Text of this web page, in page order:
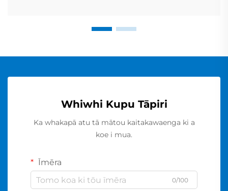
Whiwhi Kupu Tāpiri
Ka whakapā atu tā mātou kaitakawaenga ki a
koe i mua.
Īmēra
0/100